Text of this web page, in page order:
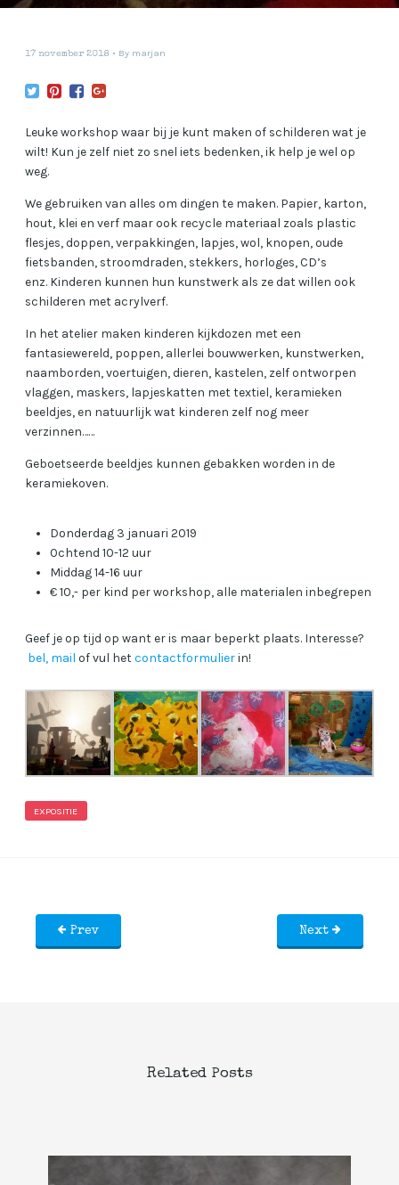
17 november 2018 By marjan
Leuke workshop waar bij je kunt maken of schilderen wat je
wilt! Kun je zelf niet zo snel iets bedenken, ik help je wel op
weg.
We gebruiken van alles om dingen te maken. Papier, karton,
hout, klei en verf maar ook recycle materiaal zoals plastic
flesjes, doppen, verpakkingen, lapjes, wol, knopen, oude
fietsbanden, stroomdraden, stekkers, horloges, CD’s
enz. Kinderen kunnen hun kunstwerk als ze dat willen ook
schilderen met acrylverf.
In het atelier maken kinderen kijkdozen met een
fantasiewereld, poppen, allerlei bouwwerken, kunstwerken,
naamborden, voertuigen, dieren, kastelen, zelf ontworpen
vlaggen, maskers, lapjeskatten met textiel, keramieken
beeldjes, en natuurlijk wat kinderen zelf nog meer
verzinnen……
Geboetseerde beeldjes kunnen gebakken worden in de
keramiekoven.
Donderdag 3 januari 2019
Ochtend 10-12 uur
Middag 14-16 uur
€ 10,- per kind per workshop, alle materialen inbegrepen
Geef je op tijd op want er is maar beperkt plaats. Interesse?
bel, mail of vul hetcontactformulierin!
EXPOSITIE
Prev Next
Related Posts